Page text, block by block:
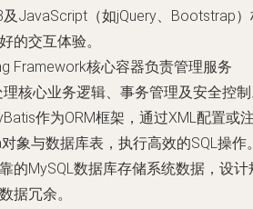
及JavaScript（如jQuery、Bootstrap
的交互体验。
Framework核心容器负责管理服务
理核心业务逻辑、事务管理及安全控
作为ORM框架，通过XML配置或
象与数据库表，执行高效的SQL操作
的MySQL数据库存储系统数据，设计
据冗余。